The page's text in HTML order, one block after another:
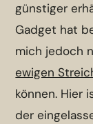
günstiger
Gadget hat
mich jedoch
ewigen
können. Hier
der